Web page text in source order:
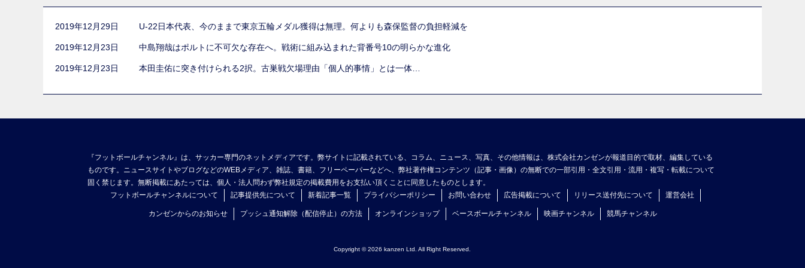
2019年12月29日 U-22日本代表、今のままで東京五輪メダル獲得は無理。何よりも森保監督の負担軽減を
2019年12月23日 中島翔哉はポルトに不可欠な存在へ。戦術に組み込まれた背番号10の明らかな進化
2019年12月23日 本田圭佑に突き付けられる2択。古巣戦欠場理由「個人的事情」とは一体…
『フットボールチャンネル』は、サッカー専門のネットメディアです。弊サイトに記載されている、コラム、ニュース、写真、その他情報は、株式会社カンゼンが報道目的で取材、編集している
ものです。ニュースサイトやブログなどのWEBメディア、雑誌、書籍、フリーペーパーなどへ、弊社著作権コンテンツ（記事・画像）の無断での一部引用・全文引用・流用・複写・転載について
固く禁じます。無断掲載にあたっては、個人・法人問わず弊社規定の掲載費用をお支払い頂くことに同意したものとします。
フットボールチャンネルについて
記事提供先について 新着記事一覧 プライバシーポリシー お問い合わせ 広告掲載について リリース送付先について 運営会社
カンゼンからのお知らせ プッシュ通知解除（配信停止）の方法 オンラインショップ ベースボールチャンネル 映画チャンネル 競馬チャンネル
Copyright © 2026 kanzen Ltd. All Right Reserved.